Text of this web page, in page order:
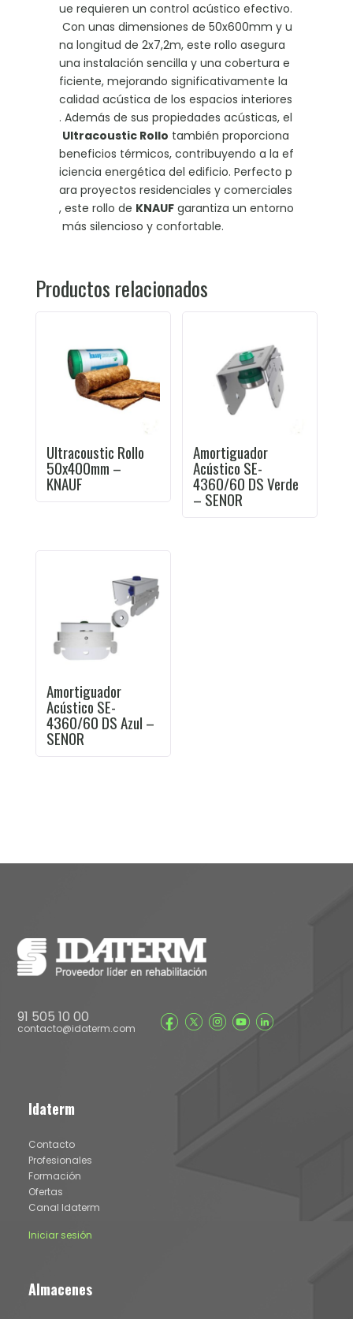
ue requieren un control acústico efectivo.
Con unas dimensiones de 50x600mm y u
na longitud de 2x7,2m, este rollo asegura
una instalación sencilla y una cobertura e
ficiente, mejorando significativamente la
calidad acústica de los espacios interiores
. Además de sus propiedades acústicas, el
Ultracoustic Rollo también proporciona
beneficios térmicos, contribuyendo a la ef
iciencia energética del edificio. Perfecto p
ara proyectos residenciales y comerciales
, este rollo de KNAUFgarantiza un entorno
más silencioso y confortable.
Productos relacionados
Ultracoustic Rollo
50x400mm –
KNAUF
Amortiguador
Acústico SE-
4360/60 DS Verde
– SENOR
Amortiguador
Acústico SE-
4360/60 DS Azul –
SENOR
91 505 10 00
contacto@idaterm.com
Idaterm
Contacto
Profesionales
Formación
Ofertas
Canal Idaterm
Iniciar sesión
Almacenes